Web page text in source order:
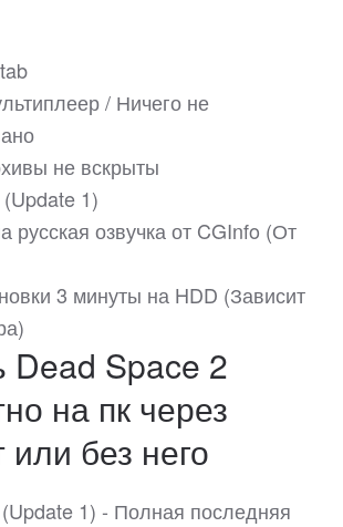
/ Ничего не
не вскрыты
1)
русская озвучка от CGInfo (От
3 минуты на HDD (Зависит
Dead Space 2
на пк через
или без него
1) - Полная последняя